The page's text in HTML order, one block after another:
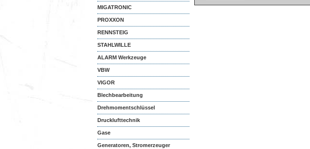
MIGATRONIC
PROXXON
RENNSTEIG
STAHLWILLE
ALARM Werkzeuge
VBW
VIGOR
Blechbearbeitung
Drehmomentschlüssel
Drucklufttechnik
Gase
Generatoren, Stromerzeuger